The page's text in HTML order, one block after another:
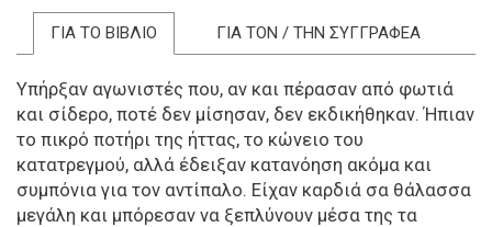
ΓΙΑ ΤΟ ΒΙΒΛΙΟ ΓΙΑ ΤΟΝ / ΤΗΝ ΣΥΓΓΡΑΦΕΑ
Υπήρξαν αγωνιστές που, αν και πέρασαν από φωτιά
και σίδερο, ποτέ δεν μίσησαν, δεν εκδικήθηκαν. Ήπιαν
το πικρό ποτήρι της ήττας, το κώνειο του
κατατρεγμού, αλλά έδειξαν κατανόηση ακόμα και
συμπόνια για τον αντίπαλο. Είχαν καρδιά σα θάλασσα
μεγάλη και μπόρεσαν να ξεπλύνουν μέσα της τα